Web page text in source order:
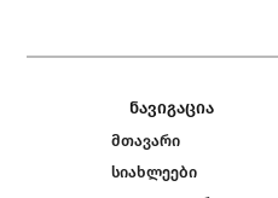
ნავიგაცია
მთავარი
სიახლეები